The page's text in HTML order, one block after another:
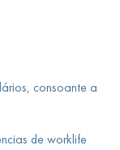
consoante a
de worklife